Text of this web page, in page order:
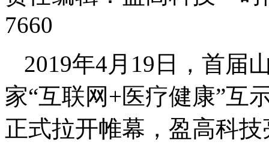
7660
2019年4月 19 日，首届
家“互联网 +医疗健康”互
正式拉开帷幕，盈高科